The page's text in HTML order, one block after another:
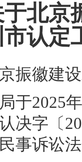
于北京
认定
振徽建
于2025
决字〔
事诉讼